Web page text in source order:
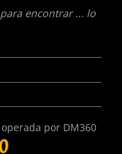
encontrar ... lo
por DM360